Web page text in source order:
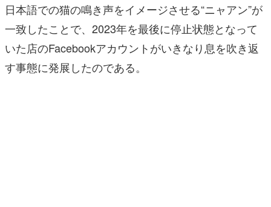
日本語での猫の鳴き声をイメージさせる“ニャアン”が
一致したことで、2023年を最後に停止状態となって
いた店のFacebookアカウントがいきなり息を吹き返
す事態に発展したのである。